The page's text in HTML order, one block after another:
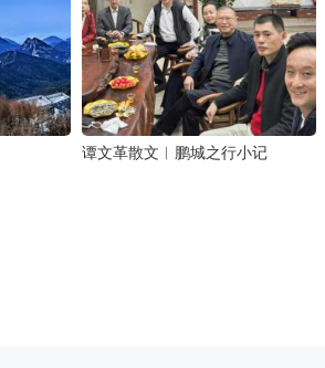
谭文革散文︱鹏城之行小记